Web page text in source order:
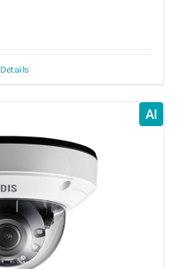
Details
AI